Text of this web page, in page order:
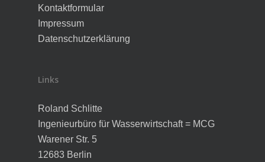
Kontaktformular
Impressum
Datenschutzerklärung
Links
Roland Schlitte
Ingenieurbüro für Wasserwirtschaft = MCG
Warener Str. 5
12683 Berlin